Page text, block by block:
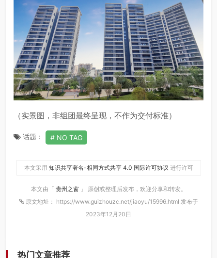
（实景图，非组团最终呈现，不作为交付标准）
话题： NO TAG
本文采用 知识共享署名-相同方式共享 4.0 国际许可协议 进行许可
本文由「 贵州之窗 」 原创或整理后发布，欢迎分享和转发。
原文地址： https://www.guizhouzc.net/jiaoyu/15996.html 发布于
2023年12月20日
热门文章推荐